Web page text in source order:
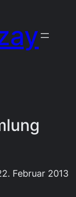
Februar 2013